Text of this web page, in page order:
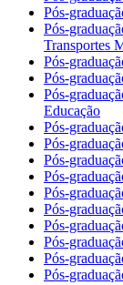
Pós-
Pós-
Transportes
Pós-
Pós-
Pós-
Educação
Pós-
Pós-
Pós-
Pós-
Pós-
Pós-
Pós-
Pós-
Pós-
Pós-